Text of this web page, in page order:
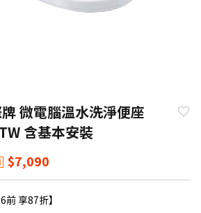
微電腦溫水洗淨便座
含基本安裝
$7,090
前 享87折】